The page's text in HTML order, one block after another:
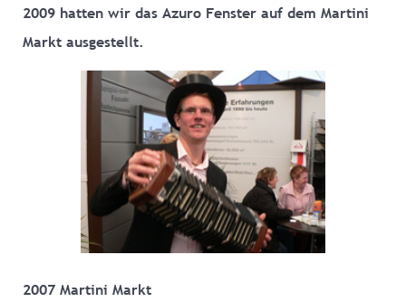
2009 hatten wir das Azuro Fenster auf dem Martini
Markt ausgestellt.
2007 Martini Markt